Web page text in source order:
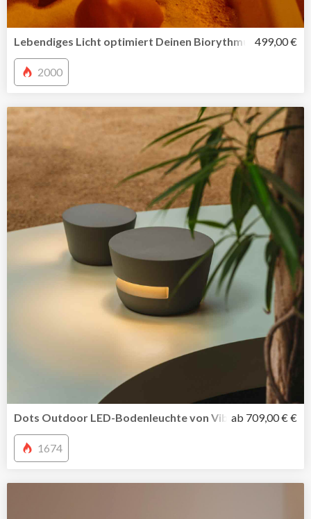
Lebendiges Licht optimiert Deinen Biorythmus 499,00 €
2000
Dots Outdoor LED-Bodenleuchte von Vibia inszeniert
ab 709,00 € €
1674